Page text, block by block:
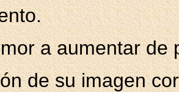
a aumentar de
de su imagen